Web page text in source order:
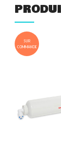
SUR
COMMANDE